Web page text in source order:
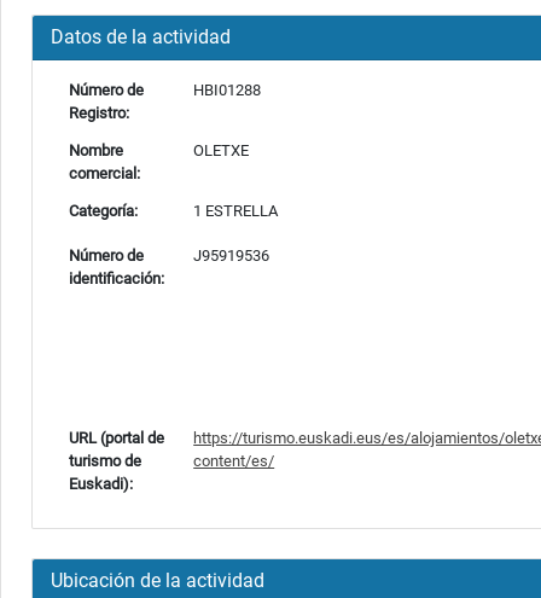
Datos de la actividad
Número de
Registro:
HBI01288
Nombre
comercial:
OLETXE
Categoría: 1 ESTRELLA
Número de
identificación:
J95919536
URL (portal de
turismo de
Euskadi):
https://turismo.euskadi.eus/es/alojamientos/
content/es/
Ubicación de la actividad